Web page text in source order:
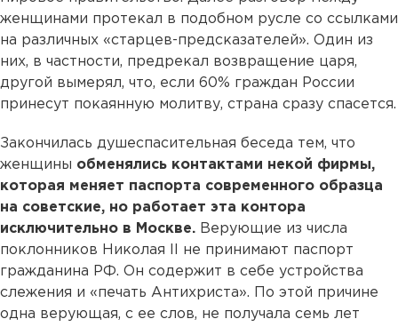
женщинами протекал в подобном русле со ссылками
на различных «старцев-предсказателей». Один из
них, в частности, предрекал возвращение царя,
другой вымерял, что, если 60% граждан России
принесут покаянную молитву, страна сразу спасется.
Закончилась душеспасительная беседа тем, что
женщины обменялись контактами некой фирмы,
которая меняет паспорта современного образца
на советские, но работает эта контора
исключительно в Москве. Верующие из числа
поклонников Николая II не принимают паспорт
гражданина РФ. Он содержит в себе устройства
слежения и «печать Антихриста». По этой причине
одна верующая, с ее слов, не получала семь лет